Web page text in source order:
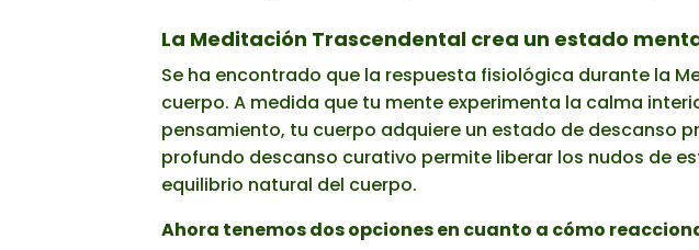
La Meditación Trascendental crea un estado
Se ha encontrado que la respuesta fisiológica durante la
cuerpo. A medida que tu mente experimenta la calma
pensamiento, tu cuerpo adquiere un estado de descanso
profundo descanso curativo permite liberar los nudos de
equilibrio natural del cuerpo.
Ahora tenemos dos opciones en cuanto a cómo